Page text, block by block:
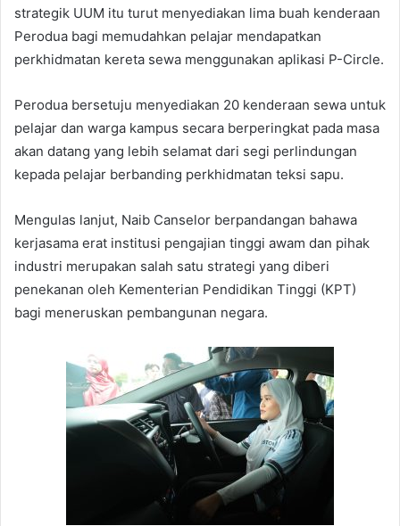
strategik UUM itu turut menyediakan lima buah kenderaan
Perodua bagi memudahkan pelajar mendapatkan
perkhidmatan kereta sewa menggunakan aplikasi P-Circle.
Perodua bersetuju menyediakan 20 kenderaan sewa untuk
pelajar dan warga kampus secara berperingkat pada masa
akan datang yang lebih selamat dari segi perlindungan
kepada pelajar berbanding perkhidmatan teksi sapu.
Mengulas lanjut, Naib Canselor berpandangan bahawa
kerjasama erat institusi pengajian tinggi awam dan pihak
industri merupakan salah satu strategi yang diberi
penekanan oleh Kementerian Pendidikan Tinggi (KPT)
bagi meneruskan pembangunan negara.